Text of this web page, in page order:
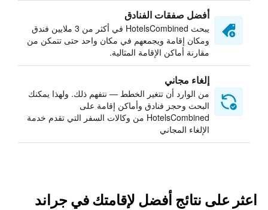
أفضل صفقات الفنادق
يبحث HotelsCombined في أكثر من 3 ملايين فندق
ومكان إقامة ويجمعهم في مكان واحد حتى تتمكن من
مقارنة أماكن الإقامة المثالية.
إلغاء مجاني
من الوارد أن تتغير الخطط — نتفهم ذلك. ولهذا يمكنك
البحث وحجز فنادق وأماكن إقامة على
HotelsCombined من وكالات السفر التي تقدم خدمة
الإلغاء المجاني
اعثر على نتائج أفضل لإقامتك في جراند